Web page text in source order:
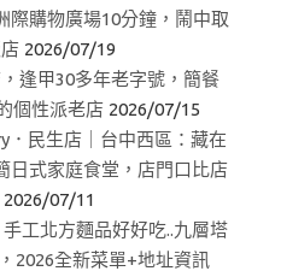
際購物廣場10分鐘，鬧中取
2026/07/19
逢甲30多年老字號，簡餐
個性派老店 2026/07/15
．民生店｜台中西區：藏在
日式家庭食堂，店門口比店
2026/07/11
工北方麵品好好吃..九層塔
2026全新菜單+地址資訊